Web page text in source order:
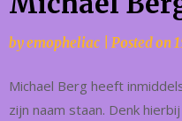
byemopheliac Posted on
Michael Berg heeft
zijn naam staan. Denk hierbij